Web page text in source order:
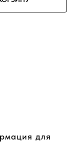
для